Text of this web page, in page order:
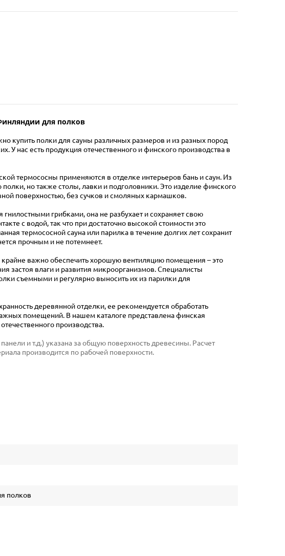
для полков
купить полки для сауны различных размеров и из разных пород
У нас есть продукция отечественного и финского производства в
термососны применяются в отделке интерьеров бань и саун. Из
но также столы, лавки и подголовники. Это изделие финского
поверхностью, без сучков и смоляных кармашков.
грибками, она не разбухает и сохраняет свою
с водой, так что при достаточно высокой стоимости это
термососной сауна или парилка в течение долгих лет сохранит
прочным и не потемнеет.
крайне важно обеспечить хорошую вентиляцию помещения – это
застоя влаги и развития микроорганизмов. Специалисты
съемными и регулярно выносить их из парилки для
деревянной отделки, ее рекомендуется обработать
помещений. В нашем каталоге представлена финская
производства.
и т.д.) указана за общую поверхность древесины. Расчет
производится по рабочей поверхности.
полков